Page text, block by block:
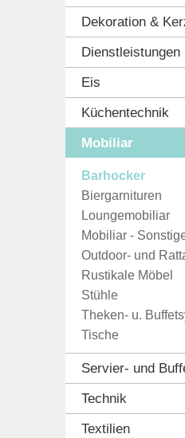
Dekoration &
Dienstleistungen
Eis
Küchentechnik
Mobiliar
Barhocker
Biergarnituren
Loungemobiliar
Mobiliar -
Outdoor- und
Rustikale Möbel
Stühle
Theken- u.
Tische
Servier- und
Technik
Textilien